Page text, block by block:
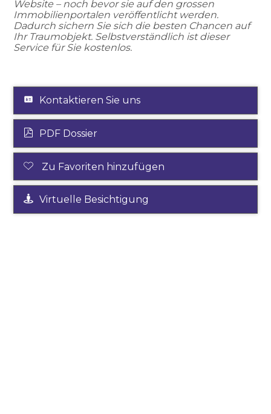
Website – noch bevor sie auf den grossen
Immobilienportalen veröffentlicht werden.
Dadurch sichern Sie sich die besten Chancen auf
Ihr Traumobjekt. Selbstverständlich ist dieser
Service für Sie kostenlos.
Kontaktieren Sie uns
PDF Dossier
Zu Favoriten hinzufügen
Virtuelle Besichtigung